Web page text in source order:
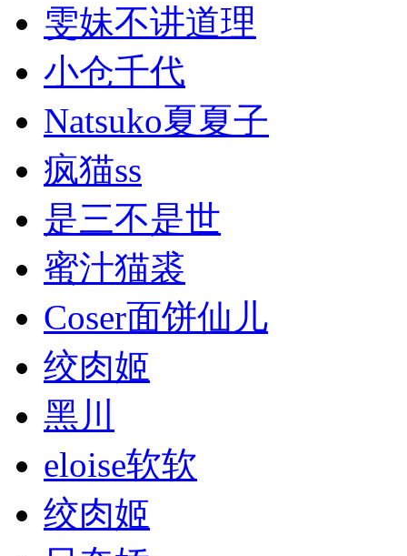
雯妹不讲道理
小仓千代
Natsuko夏夏子
疯猫ss
是三不是世
蜜汁猫裘
Coser面饼仙儿
绞肉姬
黑川
eloise软软
绞肉姬